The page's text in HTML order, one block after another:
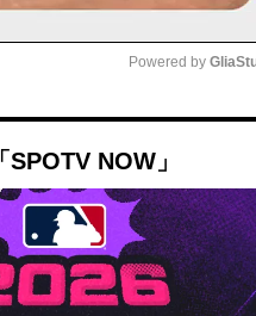
Powered by
NOW」